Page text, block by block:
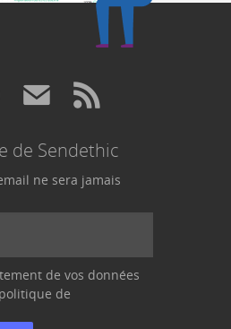
de Sendethic
ne sera jamais
de vos données
de